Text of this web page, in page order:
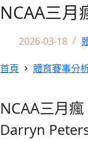
NCAA三月
2026-03-18
首頁 體育賽事分
NCAA三月
Darryn